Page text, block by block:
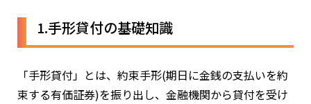
1.手形貸付の基礎知識
「手形貸付」とは、約束手形(期日に金銭の支払いを約
束する有価証券)を振り出し、金融機関から貸付を受け